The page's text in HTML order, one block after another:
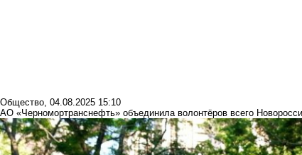
Общество, 04.08.2025 15:10
АО «Черномортранснефть» объединила волонтёров всего